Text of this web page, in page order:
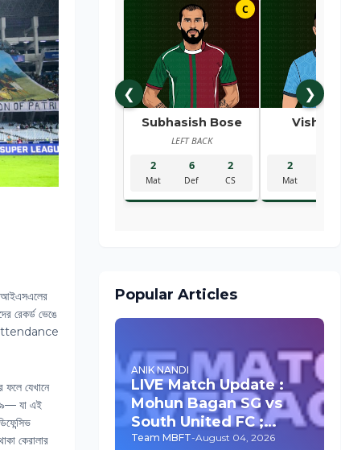
আইএসএলের
রেকর্ড ভেঙে
attendance
ফলে যেখানে
যা এই
কেরালার
❮ ❯
C
Subhasish Bose
LEFT BACK
2
Mat
6
Def
2
CS
Vishal
2
Mat
Popular Articles
ANIK NANDI
LIVE Match Update :
Mohun Bagan SG vs
South United FC ;
Durand Cup 2026
Team MBFT-August 04, 2026